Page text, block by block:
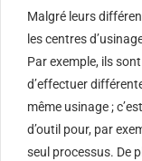
Malgré leurs
les centres
Par exemple, ils sont
d’effectuer
même usinage ;
d’outil pour, par
seul processus. De